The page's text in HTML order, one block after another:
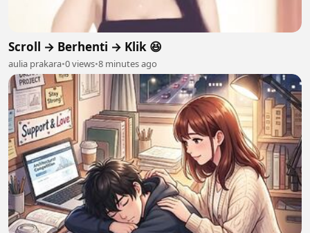
Scroll → Berhenti → Klik 😆
aulia prakara•0 views•8 minutes ago